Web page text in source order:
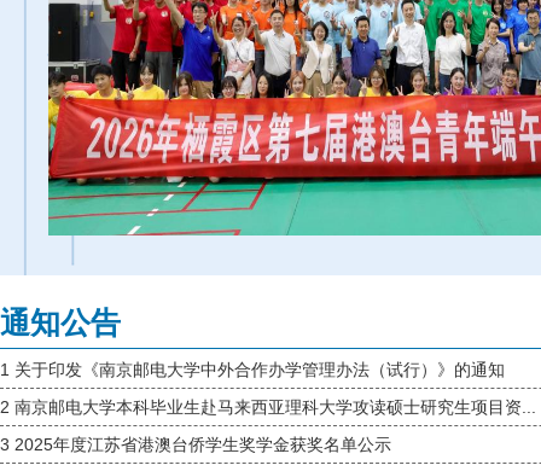
通知公告
1 关于印发《南京邮电大学中外合作办学管理办法（试行）》的通知
2 南京邮电大学本科毕业生赴马来西亚理科大学攻读硕士研究生项目资...
3 2025年度江苏省港澳台侨学生奖学金获奖名单公示